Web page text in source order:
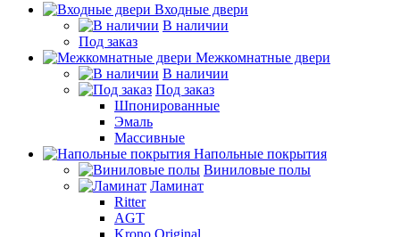
Входные двери
В наличии
Под заказ
Межкомнатные двери
В наличии
Под заказ
Шпонированные
Эмаль
Массивные
Напольные покрытия
Виниловые полы
Ламинат
Ritter
AGT
Krono Original